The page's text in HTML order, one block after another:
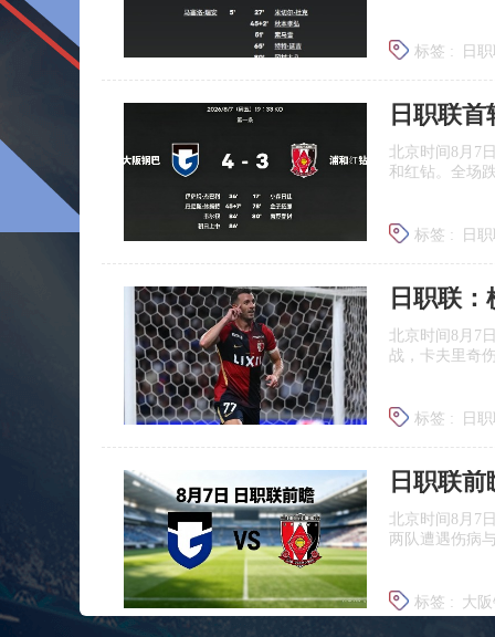
标签 : 日
日职联
北京时间8月7
和红钻。全场
标签 : 日
北京时间8月7
战，卡夫里奇
标签 : 日
北京时间8月7
两队遭遇伤病
标签 : 大